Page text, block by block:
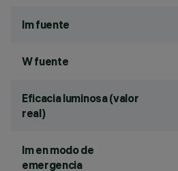
lm fuente
W fuente
Eficacia luminosa (valor
real)
lm en modo de
emergencia